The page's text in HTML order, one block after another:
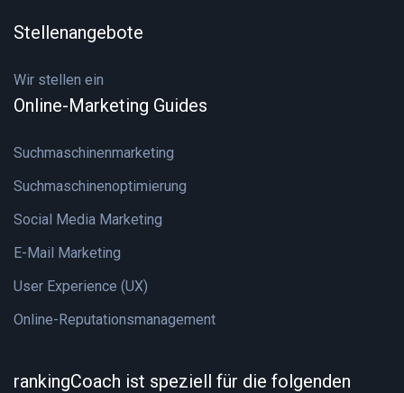
Stellenangebote
Wir stellen ein
Online-Marketing Guides
Suchmaschinenmarketing
Suchmaschinenoptimierung
Social Media Marketing
E-Mail Marketing
User Experience (UX)
Online-Reputationsmanagement
rankingCoach ist speziell für die folgenden